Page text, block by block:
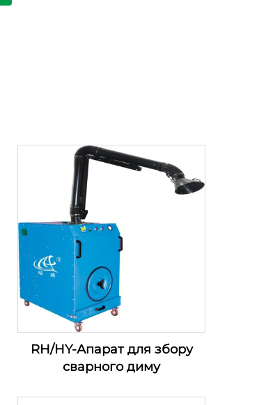
RH/HY-Апарат для збору
сварного диму